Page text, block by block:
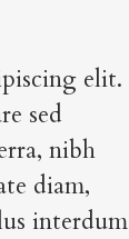
elit.
sed
nibh
diam,
interdum